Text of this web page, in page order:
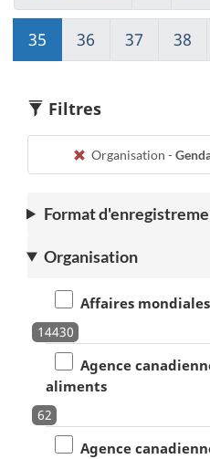
to
page
34
Aller
1
35
to
35
36
to
36
37
to
38
to
Filtres
Organisation -
Format
Organisation
Affaires mondiales
14430
Agence
aliments
62
Agence